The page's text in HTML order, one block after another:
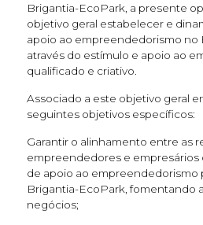
Brigantia-EcoPark, a presente
objetivo geral estabelecer e
apoio ao empreendedorismo no
através do estímulo e apoio ao
qualificado e criativo.
Associado a este objetivo geral
seguintes objetivos específicos:
Garantir o alinhamento entre as
empreendedores e empresários
de apoio ao empreendedorismo
Brigantia-EcoPark, fomentando
negócios;